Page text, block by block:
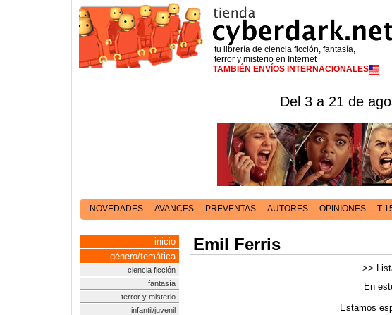
tu librería de ciencia ficción, fantasía,
terror y misterio en Internet
TAMBIÉN ENVÍOS INTERNACIONALES
Del 3 a 21 de
NOVEDADES AVANCES PREVENTAS AUTORES OPINIONES T
inicio
género/temática
ciencia ficción
fantasía
terror y misterio
infantil/juvenil
Emil Ferris
>>
En
Estamos